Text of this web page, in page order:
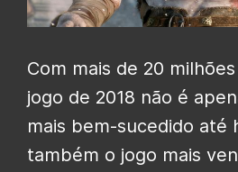
Com mais de 20
jogo de 2018 não é
mais bem-sucedido até
também o jogo mais